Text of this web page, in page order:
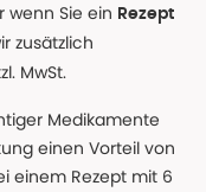
wenn Sie ein Rezept
zusätzlich
MwSt.
Medikamente
einen Vorteil von
einem Rezept mit 6